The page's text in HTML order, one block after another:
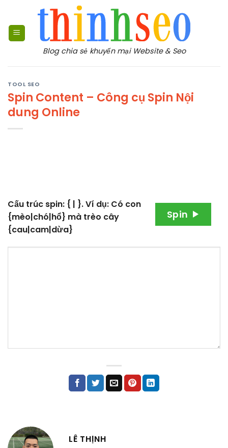
dung
Blog chia sẻ khuyến mại Website & Seo
TOOL SEO
Spin Content – Công cụ Spin Nội
dung Online
Spin
Cấu trúc spin: { | }. Ví dụ: Có con
{mèo|chó|hổ} mà trèo cây
{cau|cam|dừa}
LÊ THỊNH